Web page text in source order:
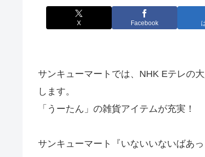
X Facebook
サンキューマートでは、NHK Eテレの
します。
「うーたん」の雑貨アイテムが充実！
サンキューマート『いないいないばあ